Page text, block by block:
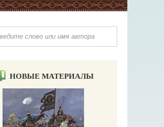
НОВЫЕ МАТЕРИАЛЫ